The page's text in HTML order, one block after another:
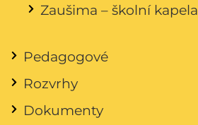
Zaušima – školní kapela
Pedagogové
Rozvrhy
Dokumenty